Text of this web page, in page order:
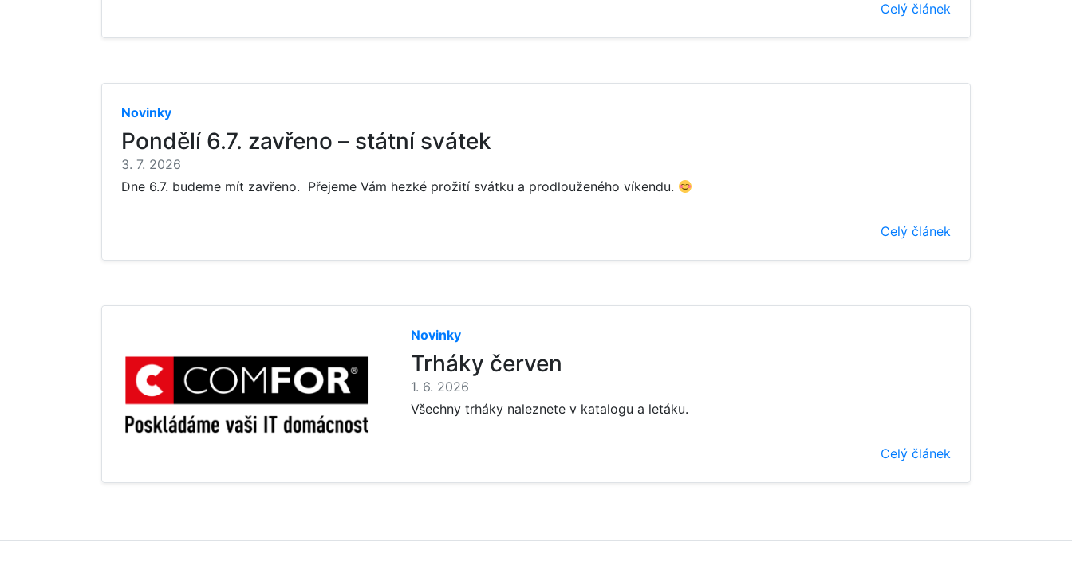
Celý článek
Novinky
Pondělí 6.7. zavřeno – státní svátek
3. 7. 2026
Dne 6.7. budeme mít zavřeno. Přejeme Vám hezké prožití svátku a prodlouženého víkendu.
Celý článek
Novinky
Trháky červen
1. 6. 2026
Všechny trháky naleznete v katalogu a letáku.
Celý článek